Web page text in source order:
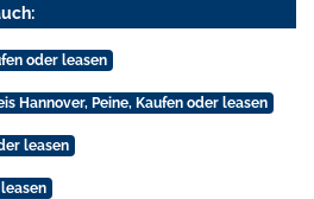
oder leasen
Hannover, Peine, Kaufen oder leasen
leasen